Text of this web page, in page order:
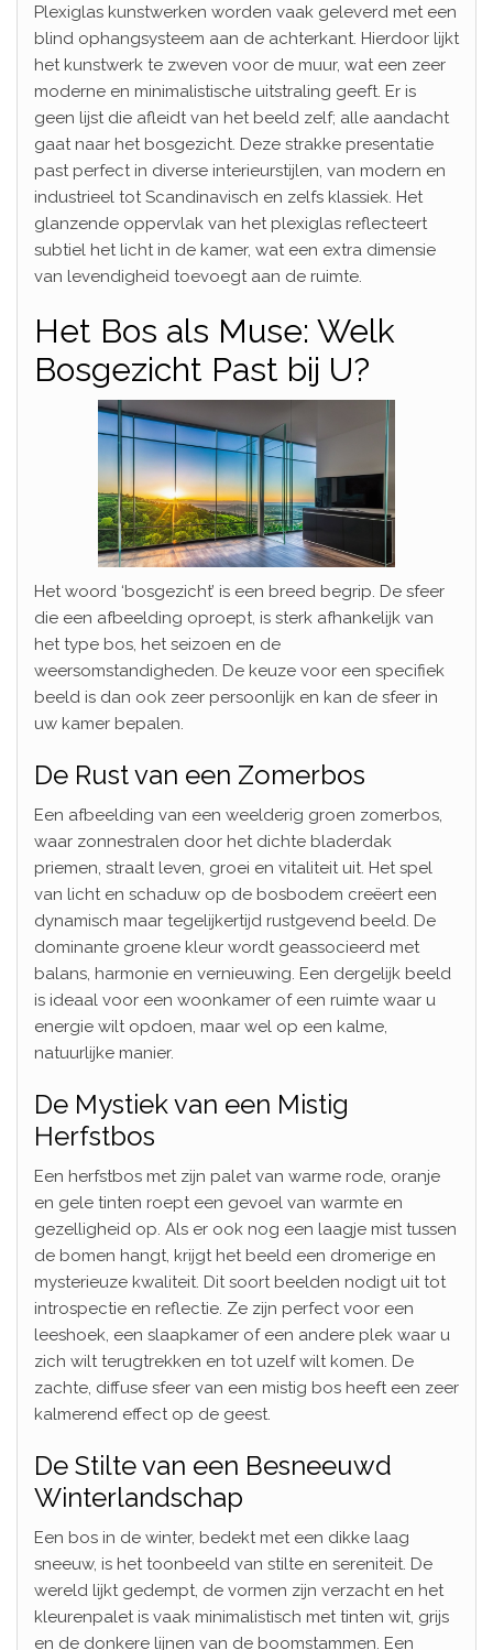
Plexiglas kunstwerken worden vaak geleverd met een
blind ophangsysteem aan de achterkant. Hierdoor lijkt
het kunstwerk te zweven voor de muur, wat een zeer
moderne en minimalistische uitstraling geeft. Er is
geen lijst die afleidt van het beeld zelf; alle aandacht
gaat naar het bosgezicht. Deze strakke presentatie
past perfect in diverse interieurstijlen, van modern en
industrieel tot Scandinavisch en zelfs klassiek. Het
glanzende oppervlak van het plexiglas reflecteert
subtiel het licht in de kamer, wat een extra dimensie
van levendigheid toevoegt aan de ruimte.
Het Bos als Muse: Welk
Bosgezicht Past bij U?
Het woord ‘bosgezicht’ is een breed begrip. De sfeer
die een afbeelding oproept, is sterk afhankelijk van
het type bos, het seizoen en de
weersomstandigheden. De keuze voor een specifiek
beeld is dan ook zeer persoonlijk en kan de sfeer in
uw kamer bepalen.
De Rust van een Zomerbos
Een afbeelding van een weelderig groen zomerbos,
waar zonnestralen door het dichte bladerdak
priemen, straalt leven, groei en vitaliteit uit. Het spel
van licht en schaduw op de bosbodem creëert een
dynamisch maar tegelijkertijd rustgevend beeld. De
dominante groene kleur wordt geassocieerd met
balans, harmonie en vernieuwing. Een dergelijk beeld
is ideaal voor een woonkamer of een ruimte waar u
energie wilt opdoen, maar wel op een kalme,
natuurlijke manier.
De Mystiek van een Mistig
Herfstbos
Een herfstbos met zijn palet van warme rode, oranje
en gele tinten roept een gevoel van warmte en
gezelligheid op. Als er ook nog een laagje mist tussen
de bomen hangt, krijgt het beeld een dromerige en
mysterieuze kwaliteit. Dit soort beelden nodigt uit tot
introspectie en reflectie. Ze zijn perfect voor een
leeshoek, een slaapkamer of een andere plek waar u
zich wilt terugtrekken en tot uzelf wilt komen. De
zachte, diffuse sfeer van een mistig bos heeft een zeer
kalmerend effect op de geest.
De Stilte van een Besneeuwd
Winterlandschap
Een bos in de winter, bedekt met een dikke laag
sneeuw, is het toonbeeld van stilte en sereniteit. De
wereld lijkt gedempt, de vormen zijn verzacht en het
kleurenpalet is vaak minimalistisch met tinten wit, grijs
en de donkere lijnen van de boomstammen. Een